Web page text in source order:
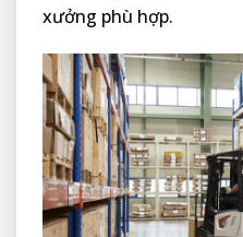
xưởng phù hợp.